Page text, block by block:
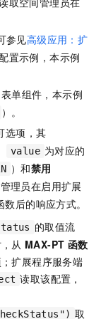
参见高级应用：扩
置示例，本示例
单组件，本示例
）。
选项，其
value 为对应的
）和禁用
理员在启用扩展
数后的响应方式。
的取值流
从 MAX-PT 函数
扩展程序服务端
读取该配置，
取